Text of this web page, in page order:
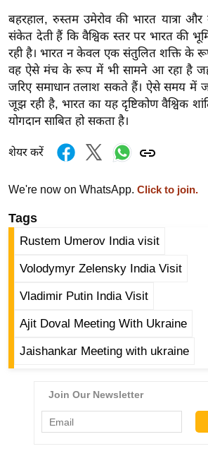
B
r
e
a
k
i
n
N
w
s
ला
फ
स्टा
ल
टे
बहरहाल, रुस्तम उमेरोव की भारत यात्रा और
संकेत देती हैं कि वैश्विक स्तर पर भारत की
रही है। भारत न केवल एक संतुलित शक्ति के
वह ऐसे मंच के रूप में भी सामने आ रहा है जहां
जरिए समाधान तलाश सकते हैं। ऐसे समय में
जूझ रही है, भारत का यह दृष्टिकोण वैश्विक
योगदान साबित हो सकता है।
शेयर करें
We're now on WhatsApp. Click to join.
Tags
Rustem Umerov India visit
Volodymyr Zelensky India Visit
Vladimir Putin India Visit
Ajit Doval Meeting With Ukraine
Jaishankar Meeting with ukraine